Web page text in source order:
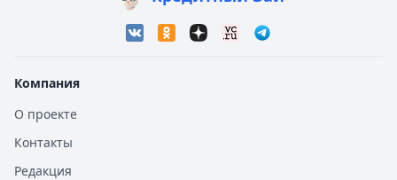
Компания
О проекте
Контакты
Редакция